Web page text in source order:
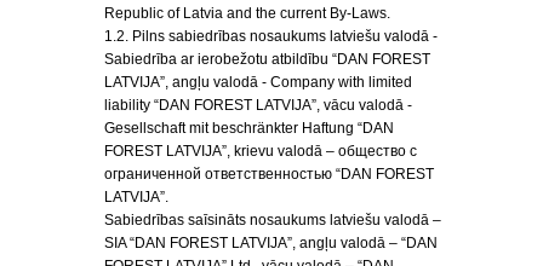
Republic of Latvia and the current By-Laws.
1.2. Pilns sabiedrības nosaukums latviešu valodā -
Sabiedrība ar ierobežotu atbildību “DAN FOREST
LATVIJA”, angļu valodā - Company with limited
liability “DAN FOREST LATVIJA”, vācu valodā -
Gesellschaft mit beschränkter Haftung “DAN
FOREST LATVIJA”, krievu valodā – общество с
ограниченной ответственностью “DAN FOREST
LATVIJA”.
Sabiedrības saīsināts nosaukums latviešu valodā –
SIA “DAN FOREST LATVIJA”, angļu valodā – “DAN